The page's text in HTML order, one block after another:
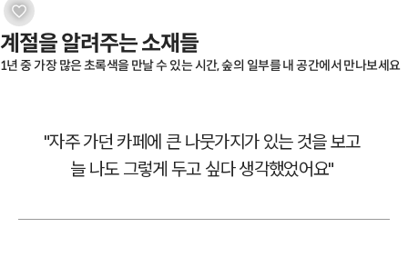
계절을 알려주는 소재들
1년 중 가장 많은 초록색을 만날 수 있는 시간, 숲의 일부를 내 공간에서 만나보세요
"자주 가던 카페에 큰 나뭇가지가 있는 것을 보고
늘 나도 그렇게 두고 싶다 생각했었어요"